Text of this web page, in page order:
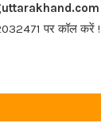
पर कॉल करें !